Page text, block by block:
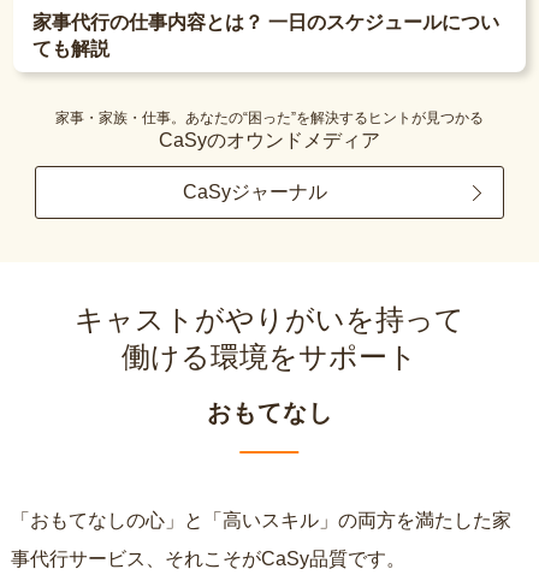
家事代行の仕事内容とは？ 一日のスケジュールについ
ても解説
家事・家族・仕事。あなたの“困った”を解決するヒントが見つかる
CaSyのオウンドメディア
CaSyジャーナル
キャストがやりがいを持って
働ける環境をサポート
おもてなし
「おもてなしの心」と「高いスキル」の両方を満たした家
事代行サービス、それこそがCaSy品質です。